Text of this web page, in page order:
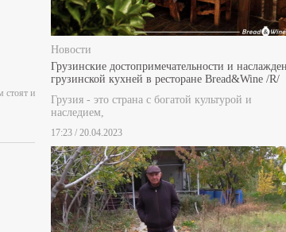
стоят и
Новости
Грузинские достопримечательности и
грузинской кухней в ресторане Bread&Wine /R/
Грузия - это страна с богатой культурой и
наследием,
17:23 / 20.04.2023